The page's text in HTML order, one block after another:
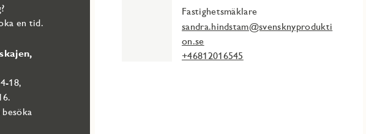
en tid.
18,
Fastighetsmäklare
sandra.hindstam@svensknyprodukti
on.se
+46812016545